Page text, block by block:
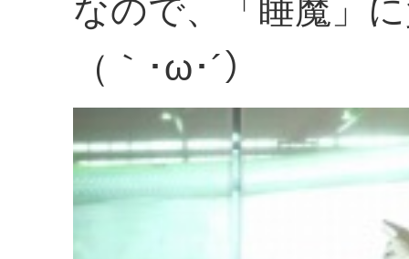
なので、「睡魔」
（｀･ω･´）